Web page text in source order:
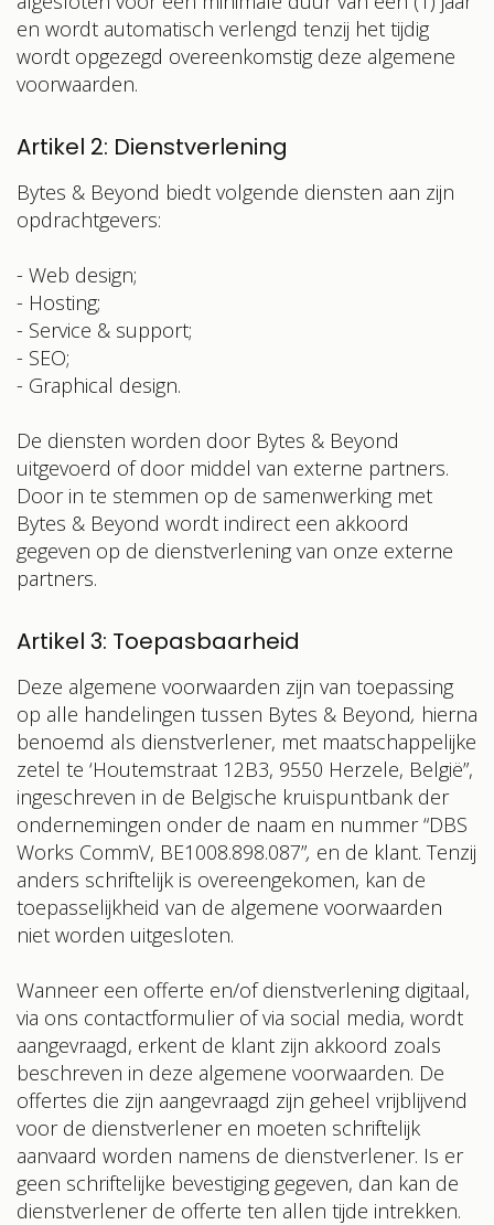
en wordt automatisch verlengd tenzij het tijdig
wordt opgezegd overeenkomstig deze algemene
voorwaarden.
Artikel 2: Dienstverlening
Bytes & Beyond biedt volgende diensten aan zijn
opdrachtgevers:
- Web design;
- Hosting;
- Service & support;
- SEO;
- Graphical design.
De diensten worden door Bytes & Beyond
uitgevoerd of door middel van externe partners.
Door in te stemmen op de samenwerking met
Bytes & Beyond wordt indirect een akkoord
gegeven op de dienstverlening van onze externe
partners.
Artikel 3: Toepasbaarheid
Deze algemene voorwaarden zijn van toepassing
op alle handelingen tussen Bytes & Beyond, hierna
benoemd als dienstverlener, met maatschappelijke
zetel te ‘Houtemstraat 12B3, 9550 Herzele, België”,
ingeschreven in de Belgische kruispuntbank der
ondernemingen onder de naam en nummer “DBS
Works CommV, BE1008.898.087”, en de klant. Tenzij
anders schriftelijk is overeengekomen, kan de
toepasselijkheid van de algemene voorwaarden
niet worden uitgesloten.
Wanneer een offerte en/of dienstverlening digitaal,
via ons contactformulier of via social media, wordt
aangevraagd, erkent de klant zijn akkoord zoals
beschreven in deze algemene voorwaarden. De
offertes die zijn aangevraagd zijn geheel vrijblijvend
voor de dienstverlener en moeten schriftelijk
aanvaard worden namens de dienstverlener. Is er
geen schriftelijke bevestiging gegeven, dan kan de
dienstverlener de offerte ten allen tijde intrekken.